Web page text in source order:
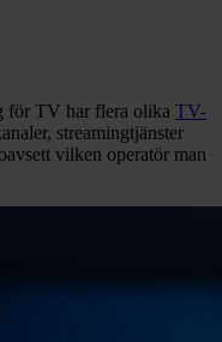
för TV har flera olika TV-
streamingtjänster
vilken operatör man